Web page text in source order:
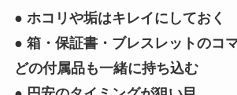
● ホコリや垢はキレイにしておく
● 箱・保証書・ブレスレットのコ
どの付属品も一緒に持ち込む